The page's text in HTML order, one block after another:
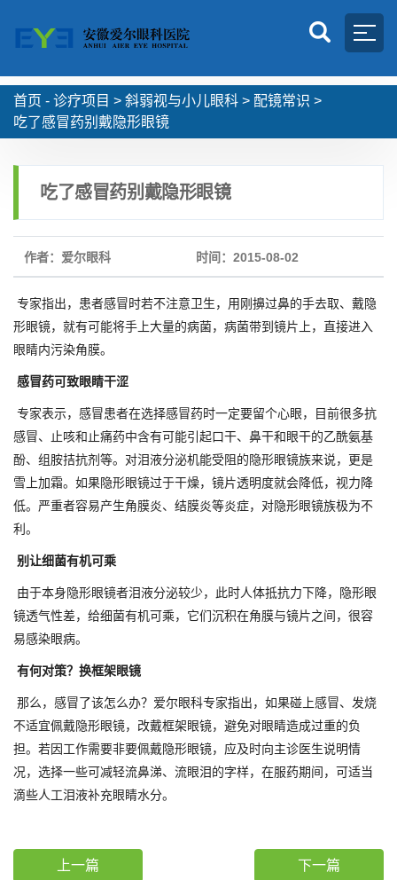
首页 - 诊疗项目 > 斜弱视与小儿眼科 > 配镜常识 >
吃了感冒药别戴隐形眼镜
吃了感冒药别戴隐形眼镜
作者：爱尔眼科 时间：2015-08-02
专家指出，患者感冒时若不注意卫生，用刚擤过鼻的手去取、戴隐
形眼镜，就有可能将手上大量的病菌，病菌带到镜片上，直接进入
眼睛内污染角膜。
感冒药可致眼睛干涩
专家表示，感冒患者在选择感冒药时一定要留个心眼，目前很多抗
感冒、止咳和止痛药中含有可能引起口干、鼻干和眼干的乙酰氨基
酚、组胺拮抗剂等。对泪液分泌机能受阻的隐形眼镜族来说，更是
雪上加霜。如果隐形眼镜过于干燥，镜片透明度就会降低，视力降
低。严重者容易产生角膜炎、结膜炎等炎症，对隐形眼镜族极为不
利。
别让细菌有机可乘
由于本身隐形眼镜者泪液分泌较少，此时人体抵抗力下降，隐形眼
镜透气性差，给细菌有机可乘，它们沉积在角膜与镜片之间，很容
易感染眼病。
有何对策？换框架眼镜
那么，感冒了该怎么办？爱尔眼科专家指出，如果碰上感冒、发烧
不适宜佩戴隐形眼镜，改戴框架眼镜，避免对眼睛造成过重的负
担。若因工作需要非要佩戴隐形眼镜，应及时向主诊医生说明情
况，选择一些可减轻流鼻涕、流眼泪的字样，在服药期间，可适当
滴些人工泪液补充眼睛水分。
上一篇 下一篇